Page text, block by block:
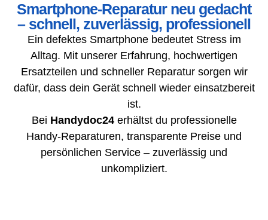
Smartphone-Reparatur neu gedacht
– schnell, zuverlässig, professionell
Ein defektes Smartphone bedeutet Stress im
Alltag. Mit unserer Erfahrung, hochwertigen
Ersatzteilen und schneller Reparatur sorgen wir
dafür, dass dein Gerät schnell wieder einsatzbereit
ist.
Bei Handydoc24erhältst du professionelle
Handy-Reparaturen, transparente Preise und
persönlichen Service – zuverlässig und
unkompliziert.